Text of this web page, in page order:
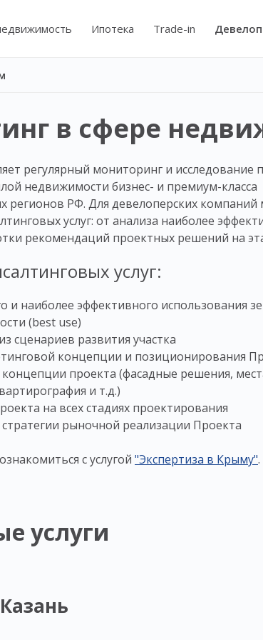
Ипотека Trade-in
в сфере
регулярный мониторинг и исследование
недвижимости бизнес- и премиум-
регионов РФ. Для девелоперских
услуг: от анализа наиболее
рекомендаций проектных решений на
услуг:
и наиболее эффективного использования
(best use)
сценариев развития участка
концепции и позиционирования
проекта (фасадные решения,
и т.д.)
на всех стадиях проектирования
рыночной реализации Проекта
с услугой "Экспертиза в Крыму".
услуги